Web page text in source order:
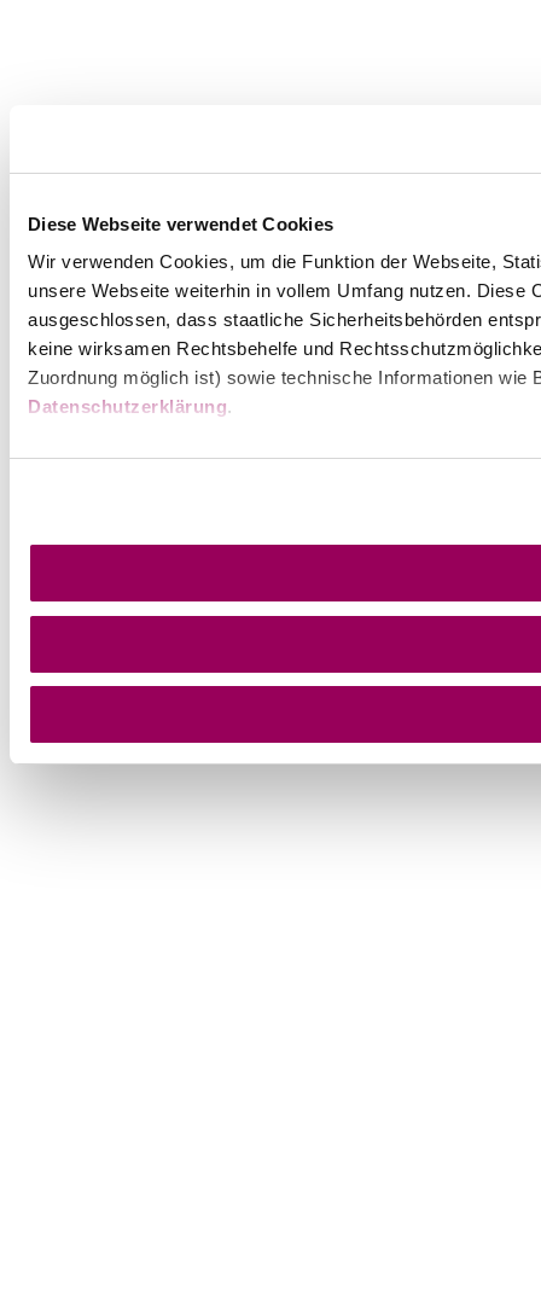
Diese Webseite verwendet Cookies
Wir verwenden Cookies, um die Funktion der Webseite,
unsere Webseite weiterhin in vollem Umfang nutzen.
ausgeschlossen, dass staatliche Sicherheitsbehörden
keine wirksamen Rechtsbehelfe und
Zuordnung möglich ist) sowie technische Informationen
Datenschutzerklärung.